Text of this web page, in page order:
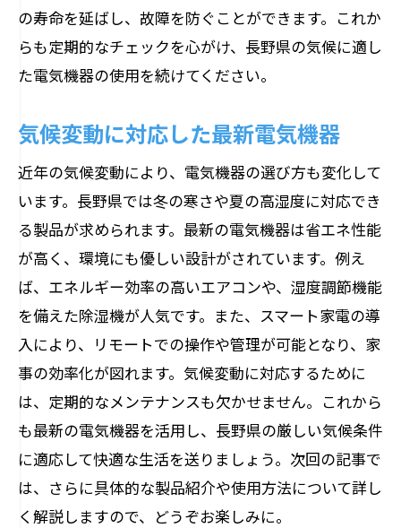
の寿命を延ばし、故障を防ぐことができます。これか
らも定期的なチェックを心がけ、長野県の気候に適し
た電気機器の使用を続けてください。
気候変動に対応した最新電気機器
近年の気候変動により、電気機器の選び方も変化して
います。長野県では冬の寒さや夏の高湿度に対応でき
る製品が求められます。最新の電気機器は省エネ性能
が高く、環境にも優しい設計がされています。例え
ば、エネルギー効率の高いエアコンや、湿度調節機能
を備えた除湿機が人気です。また、スマート家電の導
入により、リモートでの操作や管理が可能となり、家
事の効率化が図れます。気候変動に対応するために
は、定期的なメンテナンスも欠かせません。これから
も最新の電気機器を活用し、長野県の厳しい気候条件
に適応して快適な生活を送りましょう。次回の記事で
は、さらに具体的な製品紹介や使用方法について詳し
く解説しますので、どうぞお楽しみに。